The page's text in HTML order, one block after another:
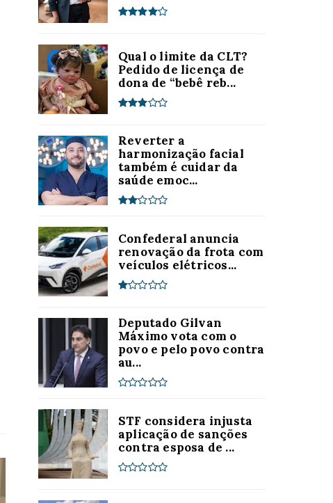
Qual o limite da CLT?
Pedido de licença de
dona de “bebê reb...
Reverter a
harmonização facial
também é cuidar da
saúde emoc...
Confederal anuncia
renovação da frota com
veículos elétricos...
Deputado Gilvan
Máximo vota com o
povo e pelo povo contra
au...
STF considera injusta
aplicação de sanções
contra esposa de ...